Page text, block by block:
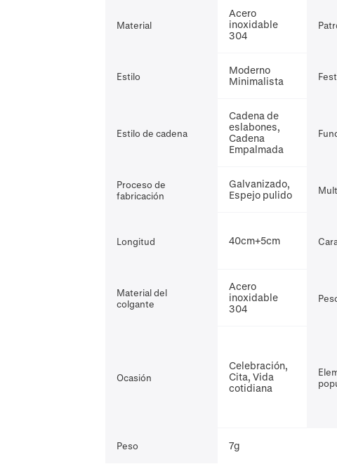
Material
Acero
inoxidable
304
Estilo
Moderno
Minimalista
Estilo de cadena
Cadena de
eslabones,
Cadena
Empalmada
Proceso de
fabricación
Galvanizado,
Espejo pulido
Longitud 40cm+5cm
Material del
colgante
Acero
inoxidable
304
Ocasión
Celebración,
Cita, Vida
cotidiana
Peso 7g